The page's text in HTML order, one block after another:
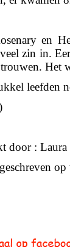
en
zin in.
Het
leefden
door :
op